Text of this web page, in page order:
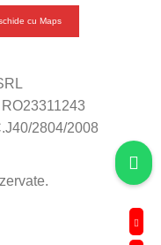
cu Maps
2804/2008